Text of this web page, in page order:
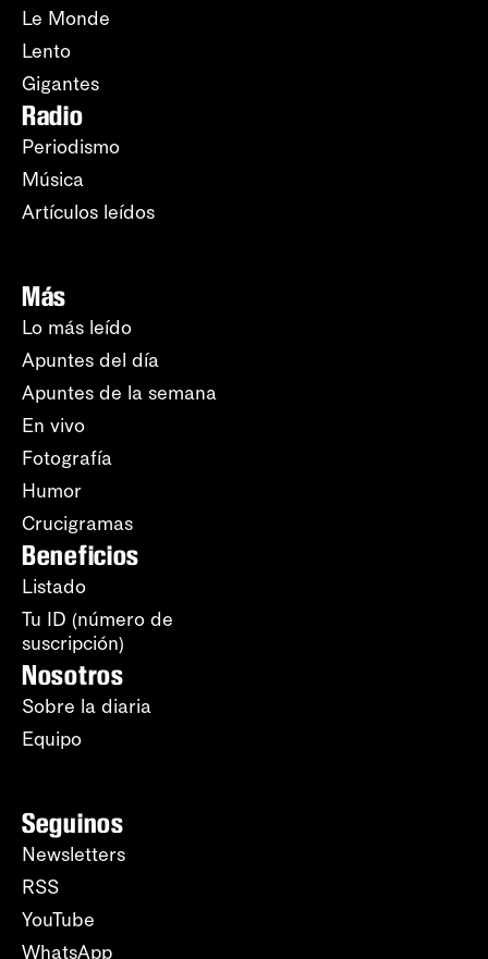
Le Monde
Lento
Gigantes
Radio
Periodismo
Música
Artículos leídos
Más
Lo más leído
Apuntes del día
Apuntes de la semana
En vivo
Fotografía
Humor
Crucigramas
Beneficios
Listado
Tu ID (número de
suscripción)
Nosotros
Sobre la diaria
Equipo
Seguinos
Newsletters
RSS
YouTube
WhatsApp